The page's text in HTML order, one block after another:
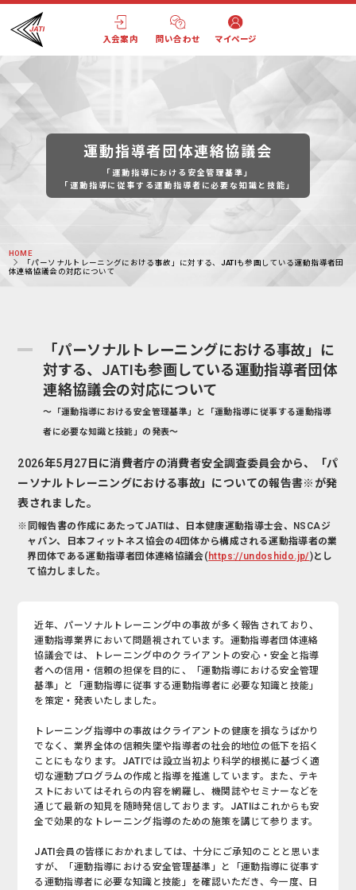
入会案内 問い合わせ マイページ
運動指導者団体連絡協議会
「運動指導における安全管理基準」
「運動指導に従事する運動指導者に必要な知識と技能」
HOME
「パーソナルトレーニングにおける事故」に対する、JATIも参画している運動指導者団
体連絡協議会の対応について
「パーソナルトレーニングにおける事故」に
対する、 JATIも参画している運動指導者団体
連絡協議会の対応について
～「運動指導における安全管理基準」と「運動指導に従事する運動指導
者に必要な知識と技能」の発表～
2026年5月27日に消費者庁の消費者安全調査委員会から、「パ
ーソナルトレーニングにおける事故」についての報告書※が発
表されました。
※同報告書の作成にあたってJATIは、日本健康運動指導士会、NSCAジ
ャパン、日本フィットネス協会の4団体から構成される運動指導者の業
界団体である運動指導者団体連絡協議会(https://undoshido.jp/)とし
て協力しました。
近年、パーソナルトレーニング中の事故が多く報告されており、
運動指導業界において問題視されています。運動指導者団体連絡
協議会では、トレーニング中のクライアントの安心・安全と指導
者への信用・信頼の担保を目的に、「運動指導における安全管理
基準」と「運動指導に従事する運動指導者に必要な知識と技能」
を策定・発表いたしました。
トレーニング指導中の事故はクライアントの健康を損なうばかり
でなく、業界全体の信頼失墜や指導者の社会的地位の低下を招く
ことにもなります。JATIでは設立当初より科学的根拠に基づく適
切な運動プログラムの作成と指導を推進しています。また、テキ
ストにおいてはそれらの内容を網羅し、機関誌やセミナーなどを
通じて最新の知見を随時発信しております。JATIはこれからも安
全で効果的なトレーニング指導のための施策を講じて参ります。
JATI会員の皆様におかれましては、十分にご承知のことと思いま
すが、「運動指導における安全管理基準」と「運動指導に従事す
る運動指導者に必要な知識と技能」を確認いただき、今一度、日